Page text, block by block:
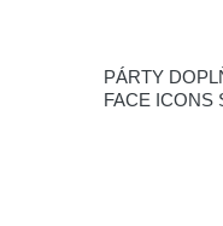
PÁRTY
FACE ICONS